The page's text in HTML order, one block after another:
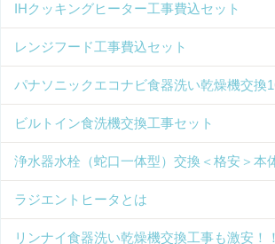
IHクッキングヒーター工事費込セット
レンジフード工事費込セット
パナソニックエコナビ食器洗い乾燥機交換
ビルトイン食洗機交換工事セット
浄水器水栓（蛇口一体型）交換＜格安＞本
ラジエントヒータとは
リンナイ食器洗い乾燥機交換工事も激安！！